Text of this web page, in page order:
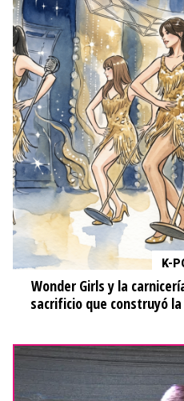
K-
Wonder Girls y la
sacrificio que construyó